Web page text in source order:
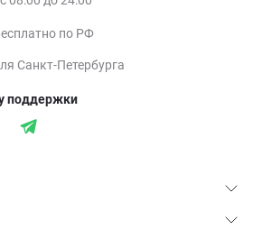
по РФ
Санкт-Петербурга
поддержки